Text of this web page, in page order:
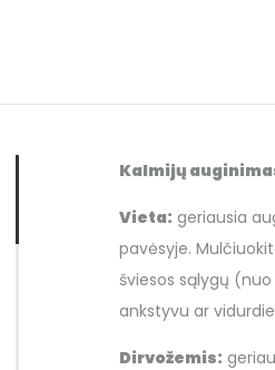
Kalmijų
Vieta: geriausia
pavėsyje.
šviesos sąlygų
ankstyvu ar
Dirvožemis: